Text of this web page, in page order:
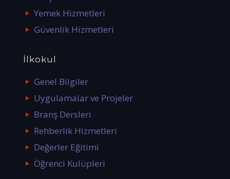
Yemek Hizmetleri
Güvenlik Hizmetleri
İlkokul
Genel Bilgiler
Uygulamalar ve Projeler
Branş Dersleri
Rehberlik Hizmetleri
Değerler Eğitimi
Öğrenci Kulüpleri